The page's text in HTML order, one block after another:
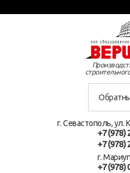
г. Севастополь,
+7 (978)
+7 (978)
г.
+7 (978)